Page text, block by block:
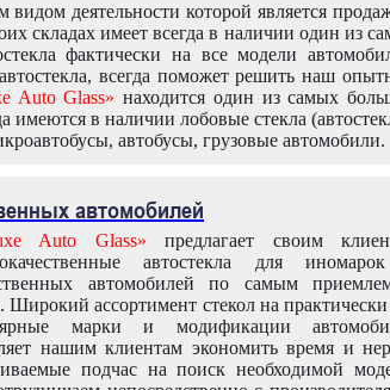
деятельности которой является
складах имеет всегда в наличии один из
фактически на все модели
всегда поможет решить наш
Auto Glass» находится один из самых
имеются в наличии лобовые стекла
автобусы, грузовые автомобили.
автомобилей
Auto Glass» предлагает своим
автостекла для
автомобилей по самым
Широкий ассортимент стекол на практически
марки и модификации
нашим клиентам экономить время и
подчас на поиск необходимой